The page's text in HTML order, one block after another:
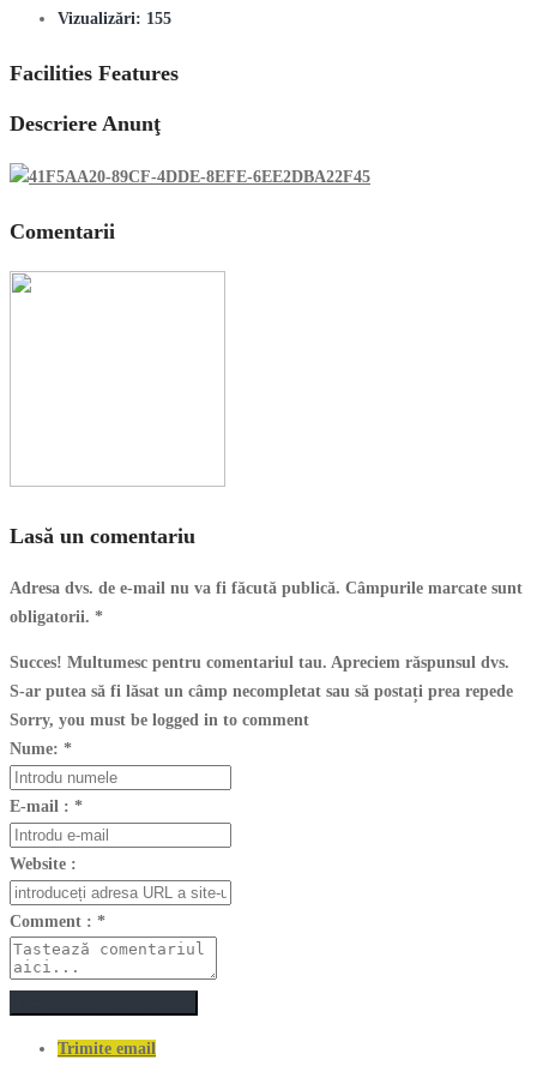
Vizualizări: 155
Facilities Features
Descriere Anunţ
Comentarii
Lasă un comentariu
Adresa dvs. de e-mail nu va fi făcută publică. Câmpurile marcate sunt
obligatorii. *
Succes! Multumesc pentru comentariul tau. Apreciem răspunsul dvs.
S-ar putea să fi lăsat un câmp necompletat sau să postați prea repede
Sorry, you must be logged in to comment
Nume: *
E-mail : *
Website :
Comment : *
Trimite email